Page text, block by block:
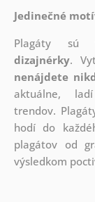
Jedinečné
Plagáty sú
dizajnérky.
nenájdete
aktuálne,
trendov.
hodí do
plagátov od
výsledkom